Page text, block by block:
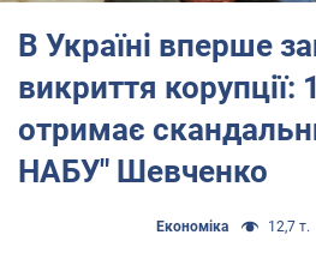
В Україні вперше
викриття корупції:
отримає
НАБУ" Шевченко
Економіка 12,7 т.